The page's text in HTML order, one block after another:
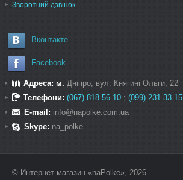
Зворотний дзвінок
Вконтакте
Facebook
Адреса: м. Дніпро, вул. Княгині Ольги, 22
Телефони: (067) 818 56 10 ; (099) 231 33 15
E-mail: info@napolke.com.ua
Skype: na_polke
© Интернет-магазин «naPolke», 2026